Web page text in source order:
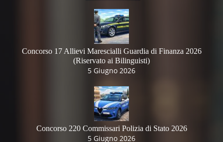
Concorso 17 Allievi Marescialli Guardia di Finanza 2026
(Riservato ai Bilinguisti)
5 Giugno 2026
Concorso 220 Commissari Polizia di Stato 2026
5 Giugno 2026